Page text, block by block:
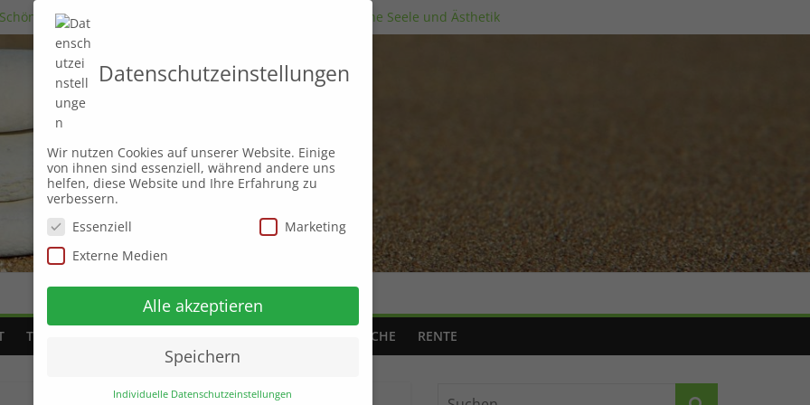
des Unvollkommenen“: Ein Blick auf die Menschliche Seele und Ästhetik
der Kunst des positiven Denkens
von Träumen für unsere persönliche Entwicklung
innerer Harmonie
THERAPIEARTEN PSYCHE RENTE
Datenschutzeinstellungen
Wir nutzen Cookies auf unserer Website. Einige
von ihnen sind essenziell, während andere uns
helfen, diese Website und Ihre Erfahrung zu
verbessern.
Essenziell
Marketing
Externe Medien
Alle akzeptieren
Speichern
Individuelle Datenschutzeinstellungen